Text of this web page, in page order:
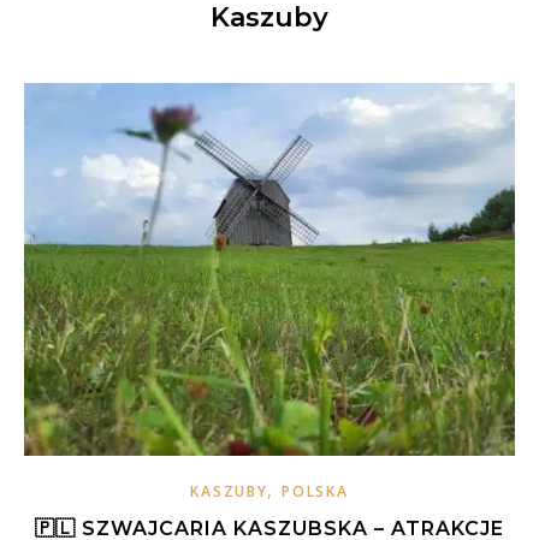
Kaszuby
KASZUBY,POLSKA
🇵🇱 SZWAJCARIA KASZUBSKA – ATRAKCJE